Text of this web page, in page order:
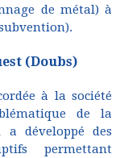
de métal) à
(Doubs)
à la société
de la
développé des
permettant